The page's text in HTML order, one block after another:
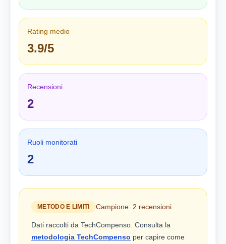
Rating medio
3.9/5
Recensioni
2
Ruoli monitorati
2
METODO E LIMITI Campione: 2 recensioni
Dati raccolti da TechCompenso. Consulta la
metodologia TechCompenso per capire come